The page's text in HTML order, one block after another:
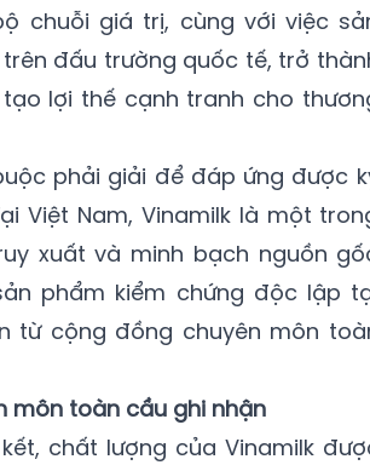
chuỗi giá trị, cùng với việc
đấu trường quốc tế, trở
lợi thế cạnh tranh cho
phải giải để đáp ứng được
Việt Nam, Vinamilk là một
xuất và minh bạch nguồn
phẩm kiểm chứng độc lập
từ cộng đồng chuyên môn
môn toàn cầu ghi nhận
chất lượng của Vinamilk